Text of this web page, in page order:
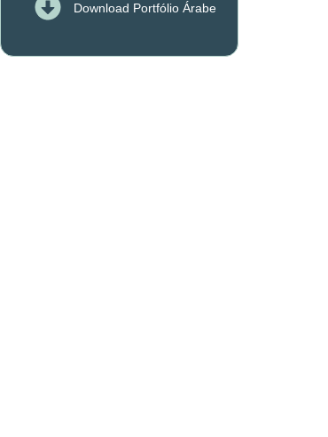
Download Portfólio Árabe